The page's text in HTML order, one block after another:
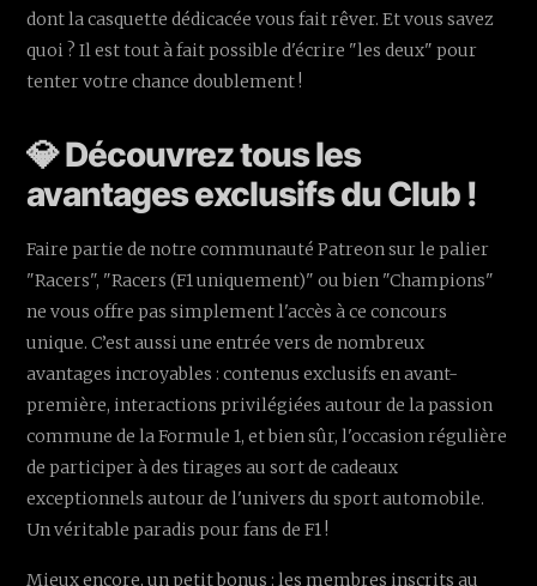
dont la casquette dédicacée vous fait rêver. Et vous savez
quoi ? Il est tout à fait possible d'écrire "les deux" pour
tenter votre chance doublement !
💎 Découvrez tous les
avantages exclusifs du Club !
Faire partie de notre communauté Patreon sur le palier
"Racers", "Racers (F1 uniquement)" ou bien "Champions"
ne vous offre pas simplement l'accès à ce concours
unique. C’est aussi une entrée vers de nombreux
avantages incroyables : contenus exclusifs en avant-
première, interactions privilégiées autour de la passion
commune de la Formule 1, et bien sûr, l'occasion régulière
de participer à des tirages au sort de cadeaux
exceptionnels autour de l'univers du sport automobile.
Un véritable paradis pour fans de F1 !
Mieux encore, un petit bonus : les membres inscrits au